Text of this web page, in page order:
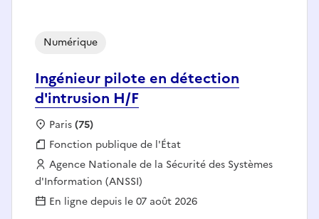
Ingénieur pilote en détection
d'intrusion H/F
Numérique
Localisation :
Paris(75)
Fonction publique :
Fonction publique de l'État
Employeur :
Agence Nationale de la Sécurité des Systèmes
d'Information (ANSSI)
En ligne depuis le 07 août 2026